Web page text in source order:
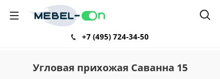
+7 (495) 724-34-50
Угловая прихожая Саванна 15